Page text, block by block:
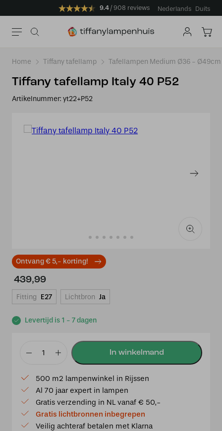
9.4 908 reviews Nederlands Duits
Home Tiffany tafellamp Tafellampen Medium Ø36 - Ø49cm
Tiffany tafellamp Italy 40 P52
Artikelnummer: yt22+P52
Ontvang € 5,- korting!
Levertijd is 1 - 7 dagen
439,99
Fitting E27 Lichtbron Ja
Tiffany
Italy
40
P52
aantal
500 m2 lampenwinkel in Rijssen
Al 70 jaar expert in lampen
Gratis verzending in NL vanaf € 50,-
Gratis lichtbronnen inbegrepen
Veilig achteraf betalen met Klarna